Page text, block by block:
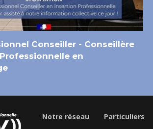
Conseiller - Conseillère
en
Notre réseau Particuliers